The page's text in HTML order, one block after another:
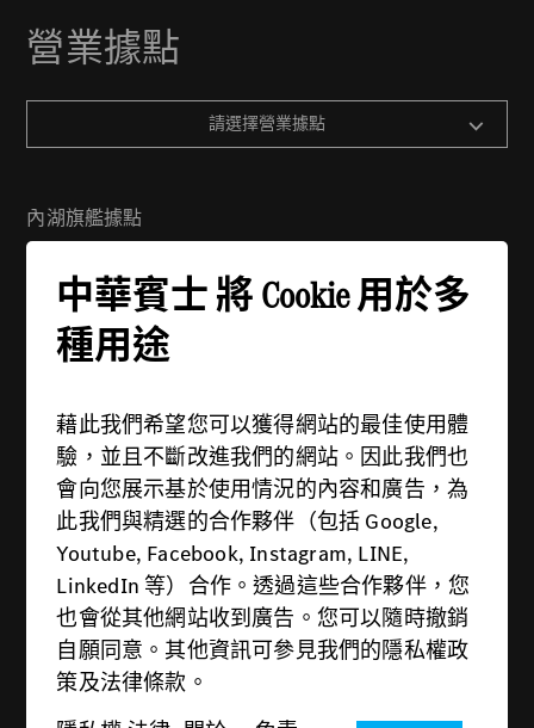
中華賓士 將 Cookie 用於多
種用途
藉此我們希望您可以獲得網站的最佳使用體
驗，並且不斷改進我們的網站。因此我們也
會向您展示基於使用情況的內容和廣告，為
此我們與精選的合作夥伴（包括 Google,
Youtube, Facebook, Instagram, LINE,
LinkedIn 等）合作。透過這些合作夥伴，您
也會從其他網站收到廣告。您可以隨時撤銷
自願同意。其他資訊可參見我們的隱私權政
策及法律條款。
營業據點
請選擇營業據點
內湖旗艦據點
電話：(02) 2799-6988
週一 - 週五：08:30 - 21:00
週六 - 週日：09:00 - 21:00
供應商
隱私權政策
法律條款
關於Cookie
免責聲明